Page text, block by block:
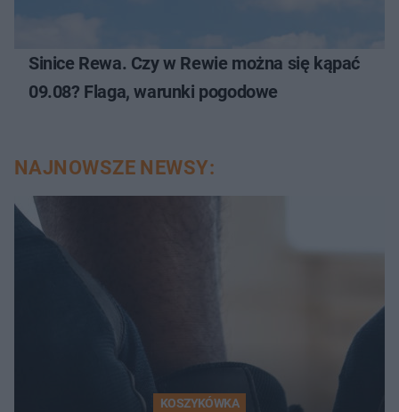
Sinice Rewa. Czy w Rewie można się kąpać
09.08? Flaga, warunki pogodowe
NAJNOWSZE NEWSY:
KOSZYKÓWKA